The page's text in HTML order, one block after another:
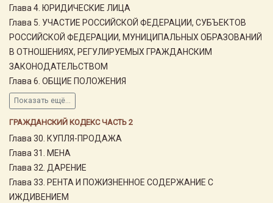
Глава 4. ЮРИДИЧЕСКИЕ ЛИЦА
Глава 5. УЧАСТИЕ РОССИЙСКОЙ ФЕДЕРАЦИИ, СУБЪЕКТОВ
РОССИЙСКОЙ ФЕДЕРАЦИИ, МУНИЦИПАЛЬНЫХ ОБРАЗОВАНИЙ
В ОТНОШЕНИЯХ, РЕГУЛИРУЕМЫХ ГРАЖДАНСКИМ
ЗАКОНОДАТЕЛЬСТВОМ
Глава 6. ОБЩИЕ ПОЛОЖЕНИЯ
Показать ещё...
ГРАЖДАНСКИЙ КОДЕКС ЧАСТЬ 2
Глава 30. КУПЛЯ-ПРОДАЖА
Глава 31. МЕНА
Глава 32. ДАРЕНИЕ
Глава 33. РЕНТА И ПОЖИЗНЕННОЕ СОДЕРЖАНИЕ С
ИЖДИВЕНИЕМ